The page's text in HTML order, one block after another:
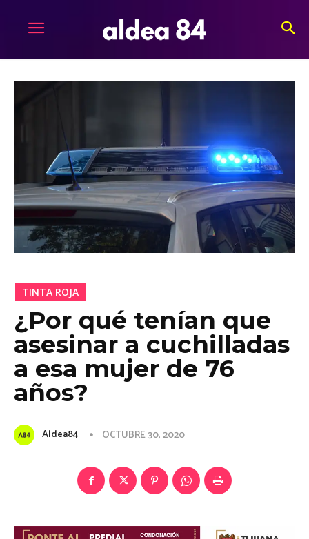
TINTA ROJA
¿Por qué tenían que
asesinar a cuchilladas
a esa mujer de 76
años?
Aldea84 OCTUBRE 30, 2020